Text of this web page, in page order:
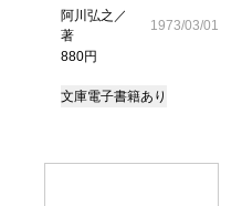
阿川弘之／
著
880円
1973/03/01
文庫電子書籍あり